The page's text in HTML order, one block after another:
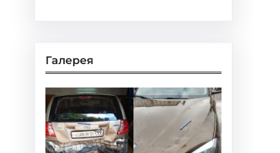
Галерея